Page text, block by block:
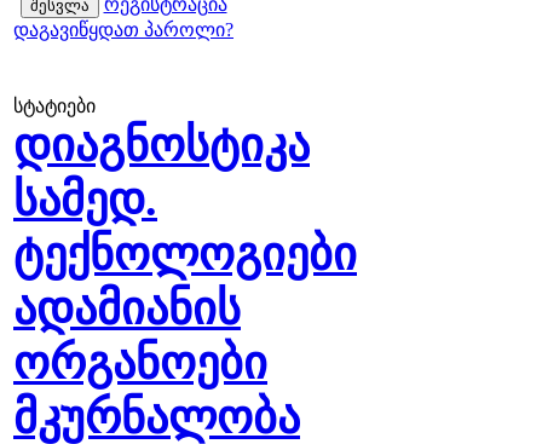
რეგისტრაცია
დაგავიწყდათ პაროლი?
სტატიები
დიაგნოსტიკა
სამედ.
ტექნოლოგიები
ადამიანის
ორგანოები
მკურნალობა